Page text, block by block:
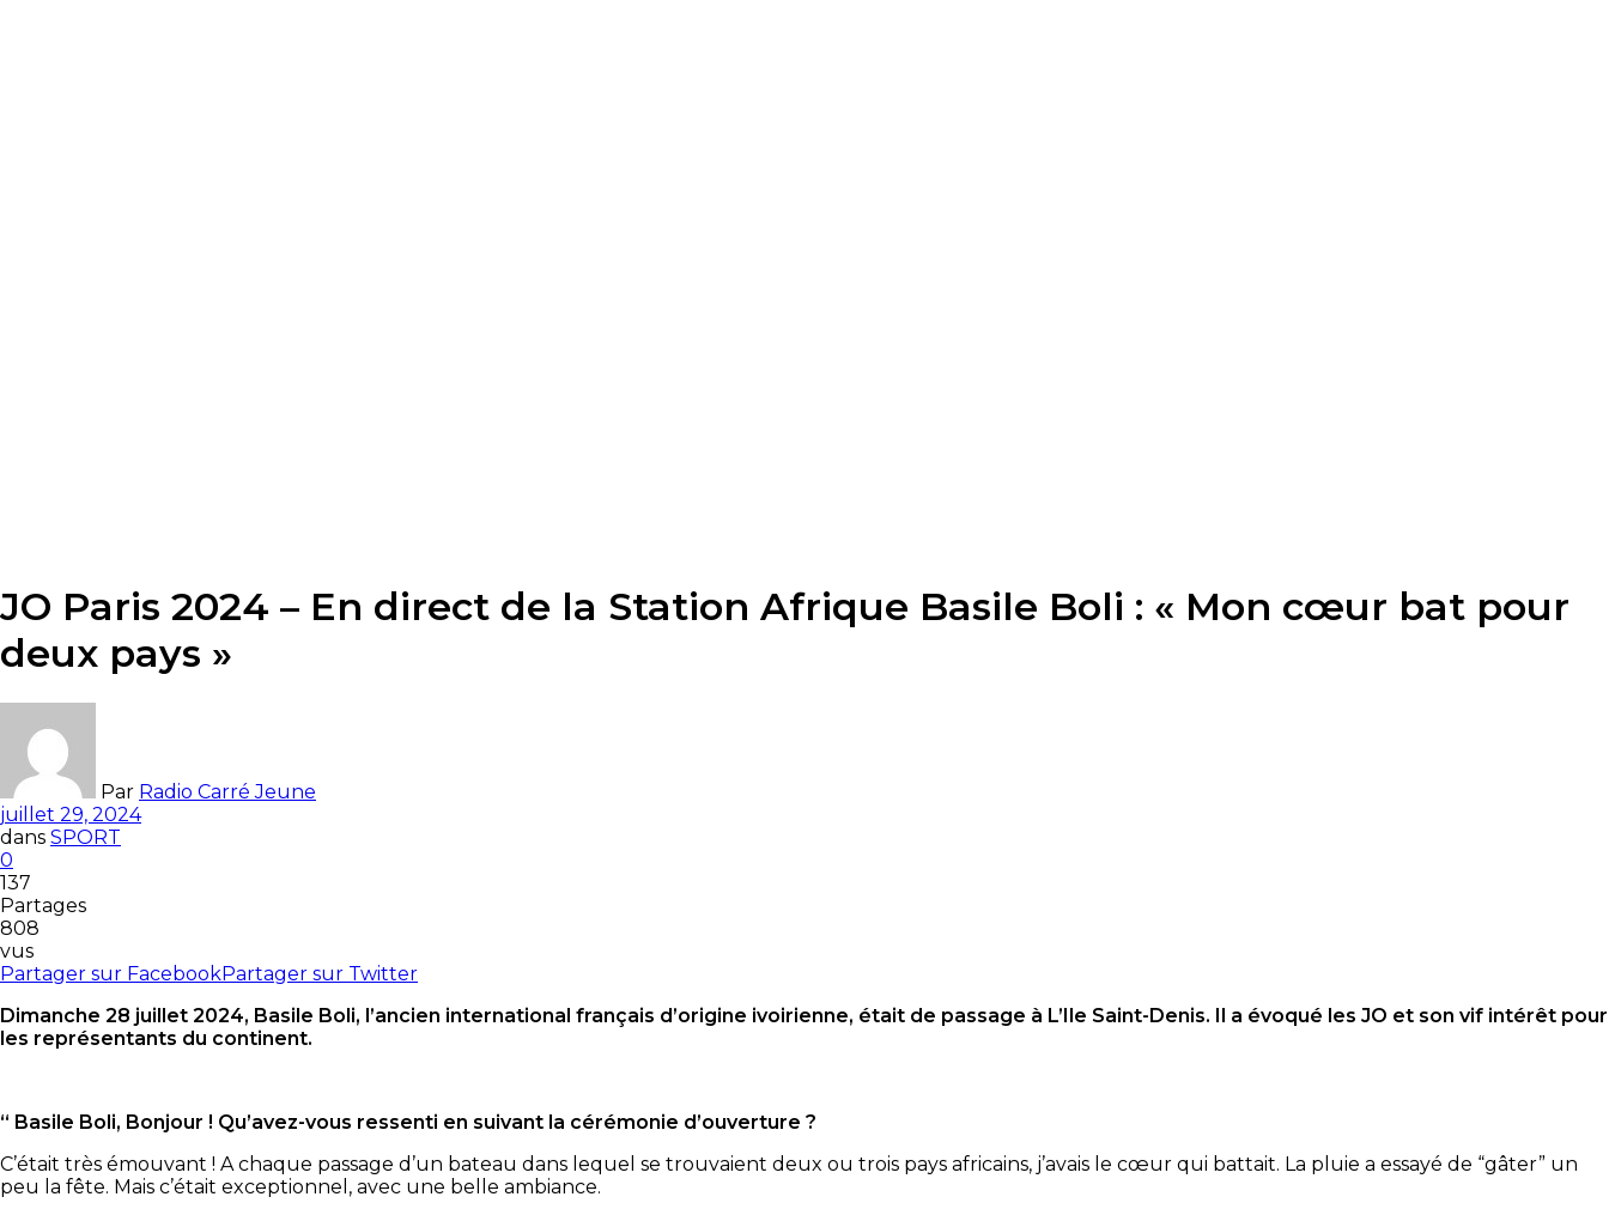
JO Paris 2024 – En direct de la Station Afrique Basile Boli : « Mon cœur bat pour
deux pays »
Par Radio Carré Jeune
juillet 29, 2024
dans SPORT
0
137
Partages
808
vus
Partager sur FacebookPartager sur Twitter
Dimanche 28 juillet 2024, Basile Boli, l’ancien international français d’origine ivoirienne, était de passage à L’Ile Saint-Denis. Il a évoqué les JO et son vif intérêt pour
les représentants du continent.
“ Basile Boli, Bonjour ! Qu’avez-vous ressenti en suivant la cérémonie d’ouverture ?
C’était très émouvant ! A chaque passage d’un bateau dans lequel se trouvaient deux ou trois pays africains, j’avais le cœur qui battait. La pluie a essayé de “gâter” un
peu la fête. Mais c’était exceptionnel, avec une belle ambiance.